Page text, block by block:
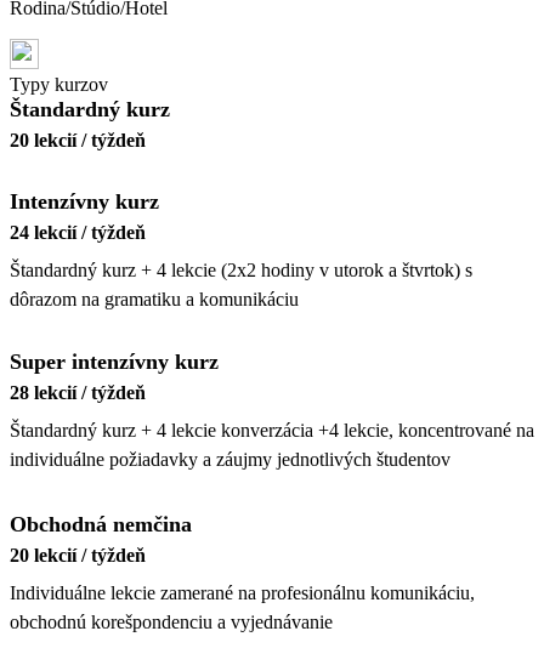
Rodina/Štúdio/Hotel
Typy kurzov
Štandardný kurz
20 lekcií / týždeň
Intenzívny kurz
24 lekcií / týždeň
Štandardný kurz + 4 lekcie (2x2 hodiny v utorok a štvrtok) s
dôrazom na gramatiku a komunikáciu
Super intenzívny kurz
28 lekcií / týždeň
Štandardný kurz + 4 lekcie konverzácia +4 lekcie, koncentrované na
individuálne požiadavky a záujmy jednotlivých študentov
Obchodná nemčina
20 lekcií / týždeň
Individuálne lekcie zamerané na profesionálnu komunikáciu,
obchodnú korešpondenciu a vyjednávanie